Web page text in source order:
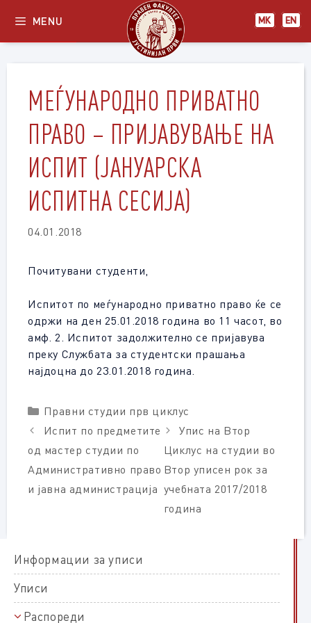
content
МК EN
MENU
МЕЃУНАРОДНО ПРИВАТНО
ПРАВО – ПРИЈАВУВАЊЕ НА
ИСПИТ (ЈАНУАРСКА
ИСПИТНА СЕСИЈА)
04.01.2018
Почитувани студенти,
Испитот по меѓународно приватно право ќе се
одржи на ден 25.01.2018 година во 11 часот, во
амф. 2. Испитот задолжително се пријавува
преку Службата за студентски прашања
најдоцна до 23.01.2018 година.
Categories
Правни студии прв циклус
Испит по предметите
од мастер студии по
Административно право
и јавна администрација
Упис на Втор
Циклус на студии во
Втор уписен рок за
учебната 2017/2018
година
Информации за уписи
Уписи
Распореди